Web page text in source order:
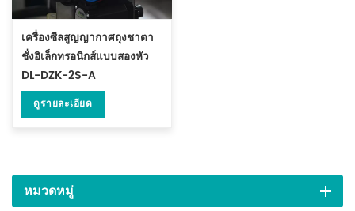
เครื่องซีลสูญญากาศถุงชาตา
ชั่งอิเล็กทรอนิกส์แบบสองหัว
DL-DZK-2S-A
ดูรายละเอียด
หมวดหมู่